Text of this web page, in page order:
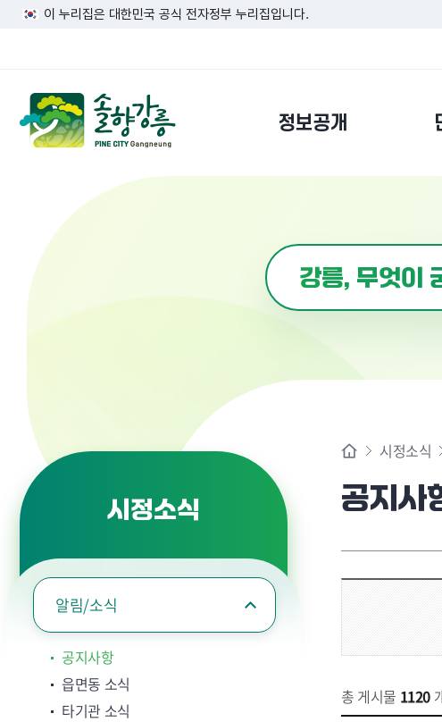
이 누리집은 대한민국 공식 전자정부 누리집입니다.
정보공개
시정소식
알림/소식
공지사항
읍면동 소식
타기관 소식
시정소식
공지사
총 게시물 1120